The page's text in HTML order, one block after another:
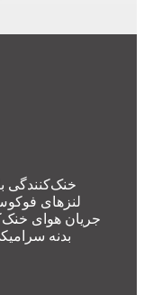
خنک‌کنندگی
لنزهای
جریان هوای
بدنه